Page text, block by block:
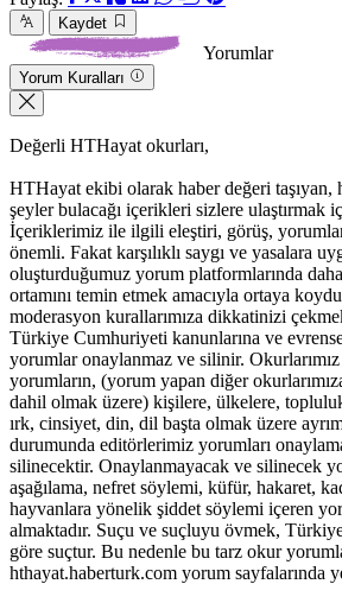
Kaydet
Yorumlar
Yorum Kuralları
Değerli HTHayat okurları,
HTHayat ekibi olarak haber değeri taşıyan,
şeyler bulacağı içerikleri sizlere ulaştırmak
İçeriklerimiz ile ilgili eleştiri, görüş,
önemli. Fakat karşılıklı saygı ve yasalara
oluşturduğumuz yorum platformlarında daha
ortamını temin etmek amacıyla ortaya
moderasyon kurallarımıza dikkatinizi
Türkiye Cumhuriyeti kanunlarına ve
yorumlar onaylanmaz ve silinir. Okurlarımız
yorumların, (yorum yapan diğer
dahil olmak üzere) kişilere, ülkelere,
ırk, cinsiyet, din, dil başta olmak üzere
durumunda editörlerimiz yorumları
silinecektir. Onaylanmayacak ve silinecek
aşağılama, nefret söylemi, küfür, hakaret,
hayvanlara yönelik şiddet söylemi içeren
almaktadır. Suçu ve suçluyu övmek,
göre suçtur. Bu nedenle bu tarz okur
hthayat.haberturk.com yorum sayfalarında